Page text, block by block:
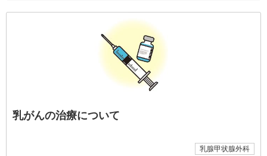
乳がんの治療について
乳腺甲状腺外科